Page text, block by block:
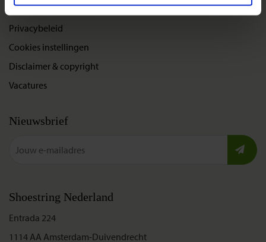
Bel, mail of chat met ons
Privacybeleid
Cookies instellingen
Disclaimer & copyright
Vacatures
Nieuwsbrief
Shoestring Nederland
Entrada 224
1114 AA Amsterdam-Duivendrecht